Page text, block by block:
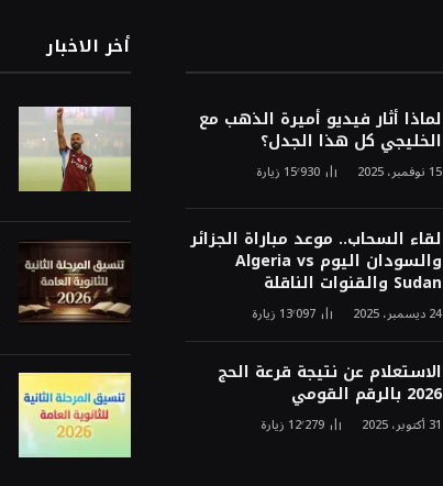
لماذا أثار فيديو أميرة الذهب مع
الخليجي كل هذا الجدل؟
15 نوفمبر، 2025 15٬930 زيارة
لقاء السحاب.. موعد مباراة الجزائر
والسودان اليوم Algeria vs
Sudan والقنوات الناقلة
24 ديسمبر، 2025 13٬097 زيارة
الاستعلام عن نتيجة قرعة الحج
2026 بالرقم القومي
31 أكتوبر، 2025 12٬279 زيارة
أخر الاخبار